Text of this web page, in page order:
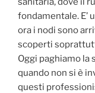
fondamentale. E’
ora i nodi sono
scoperti
Oggi paghiamo la
quando non si è
questi